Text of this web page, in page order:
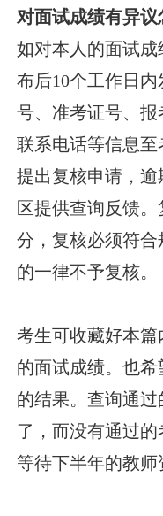
对面试成绩有异议
如对本人的面试
布后10个工作日
号、准考证号、报
联系电话等信息
提出复核申请，
区提供查询反馈
分，复核必须符
的一律不予复核。
考生可收藏好本
的面试成绩。也
的结果。查询通
了，而没有通过
等待下半年的教师